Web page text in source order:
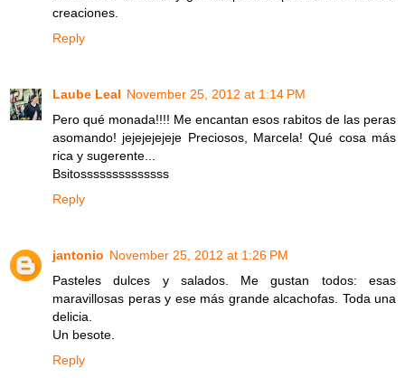
creaciones.
Reply
Laube Leal November 25, 2012 at 1:14 PM
Pero qué monada!!!! Me encantan esos rabitos de las peras
asomando! jejejejejeje Preciosos, Marcela! Qué cosa más
rica y sugerente...
Bsitossssssssssssss
Reply
jantonio November 25, 2012 at 1:26 PM
Pasteles dulces y salados. Me gustan todos: esas
maravillosas peras y ese más grande alcachofas. Toda una
delicia.
Un besote.
Reply